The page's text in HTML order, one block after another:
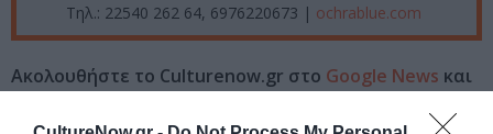
Τηλ.: 22540 262 64, 6976220673 | ochrablue.com
Ακολουθήστε το Culturenow.gr στο Google News και